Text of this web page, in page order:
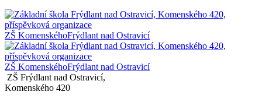
ZŠ KomenskéhoFrýdlant nad Ostravicí
ZŠ KomenskéhoFrýdlant nad Ostravicí
ZŠ Frýdlant nad Ostravicí,
Komenského 420